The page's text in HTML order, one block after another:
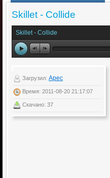
Skillet - Collide
Skillet - Collide
Загрузил: Apec
Время: 2011-08-20 21:17:07
Скачано: 37